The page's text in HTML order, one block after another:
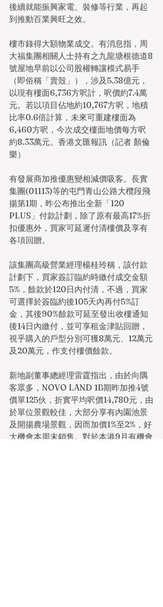
後續就能振興家電、裝修等行業，再起
到推動百業興旺之效。
樓市錄得大額物業成交。有消息指，周
大福集團相關人士持有之九龍塘根德道8
號屋地早前以公司股權轉讓模式易手
（即俗稱「賣殼」），涉及5.38億元，
以現有樓面6,736方呎計，呎價約7.4萬
元。若以項目佔地約10,767方呎，地積
比率0.6倍計算，未來可重建樓面為
6,460方呎，今次成交樓面地價每方呎
約8.33萬元。香港文匯報訊（記者 顏倫
樂）
有發展商加推優惠變相減價吸客。長實
集團(01113)等的屯門青山公路大欖段飛
揚第1期，昨公布推出全新「120
PLUS」付款計劃，除了原有最高17%折
扣優惠外，買家可延遲付清樓價及享有
各項回贈。
該集團高級營業經理楊桂玲稱，該付款
計劃下，買家簽訂臨約時繳付成交金額
5%，餘款於120日內付清，不過，買家
可選擇於簽臨約後105天內再付5%訂
金，其後90%餘款可延至發出收樓通知
後14日內繳付，並可享租金津貼回贈，
視乎購入的戶型分別可獲8萬元、12萬元
及20萬元，作支付樓價餘款。
新地副董事總經理雷霆指出，由於向隅
客眾多，NOVO LAND 1B期昨加推4號
價單125伙，折實平均呎價14,780元，由
於單位景觀較佳，大部分享有內園池景
及開揚農場景觀，因而加價1%至2%，好
大機會本周末銷售。對於本港9月有機會